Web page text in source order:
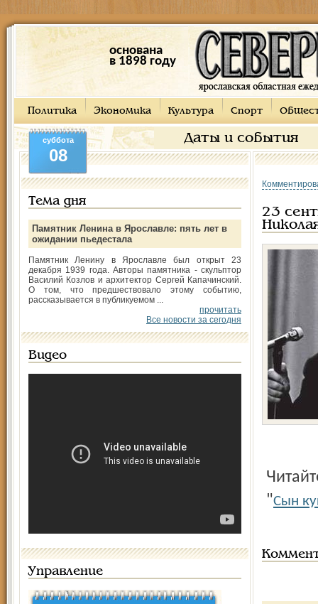
основана
в 1898 году
Политика Экономика Культура Спорт
Даты и события
суббота
08
Тема дня
Памятник Ленина в Ярославле: пять лет в
ожидании пьедестала
Памятник Ленину в Ярославле был открыт 23
декабря 1939 года. Авторы памятника - скульптор
Василий Козлов и архитектор Сергей Капачинский.
О том, что предшествовало этому событию,
рассказывается в публикуемом ...
прочитать
Все новости за сегодня
Видео
Управление
23
Читайте очерк Валерия Прохорова о Николае Рыкунине
"Сын